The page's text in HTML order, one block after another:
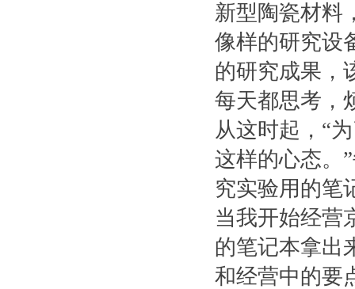
新型陶瓷材料
像样的研究设
的研究成果，
每天都思考，
从这时起，“
这样的心态。
究实验用的笔
当我开始经营
的笔记本拿出
和经营中的要